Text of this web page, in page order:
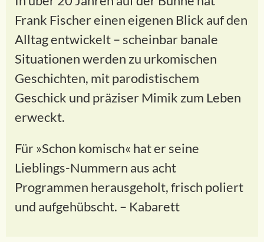
Frank Fischer einen eigenen Blick auf den
Alltag entwickelt – scheinbar banale
Situationen werden zu urkomischen
Geschichten, mit parodistischem
Geschick und präziser Mimik zum Leben
erweckt.
Für »Schon komisch« hat er seine
Lieblings-Nummern aus acht
Programmen herausgeholt, frisch poliert
und aufgehübscht. – Kabarett